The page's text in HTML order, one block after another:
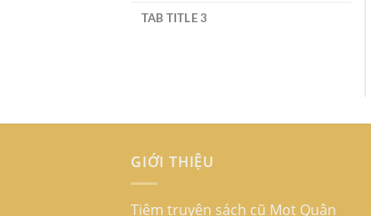
TAB TITLE 3
GIỚI THIỆU
Tiệm truyện sách cũ Mọt Quân